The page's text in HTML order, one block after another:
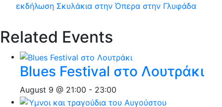
εκδήλωση Σκυλάκια στην Όπερα στην Γλυφάδα
Related Events
Blues Festival στο Λουτράκι
August 9 @ 21:00 - 23:00